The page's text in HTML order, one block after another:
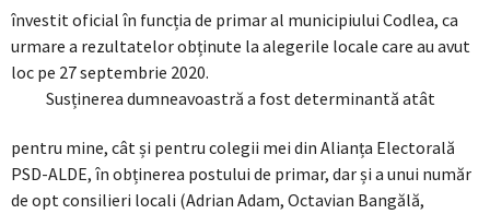
învestit oficial în funcția de primar al municipiului Codlea, ca
urmare a rezultatelor obținute la alegerile locale care au avut
loc pe 27 septembrie 2020.
Susținerea dumneavoastră a fost determinantă atât
pentru mine, cât și pentru colegii mei din Alianța Electorală
PSD-ALDE, în obținerea postului de primar, dar și a unui număr
de opt consilieri locali (Adrian Adam, Octavian Bangălă,